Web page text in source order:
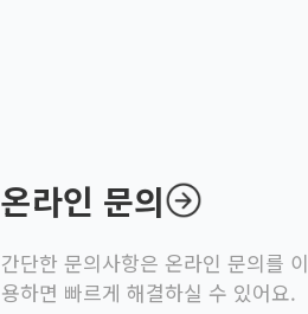
온라인 문의
간단한 문의사항은 온라인 문의를 이
용하면 빠르게 해결하실 수 있어요.